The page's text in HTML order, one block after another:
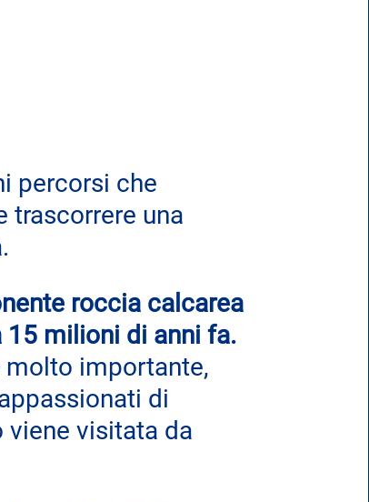
percorsi che
trascorrere una
roccia calcarea
15 milioni di anni fa.
molto importante,
di
viene visitata da